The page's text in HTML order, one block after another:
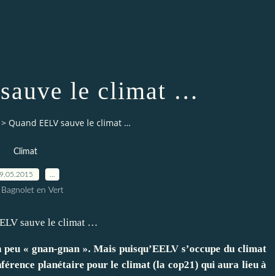
le climat …
> Quand EELV sauve le climat …
Climat
Bagnolet en Vert
« gnan-gnan ». Mais puisqu’EELV s’occupe du climat
planétaire pour le climat (la cop21) qui aura lieu à